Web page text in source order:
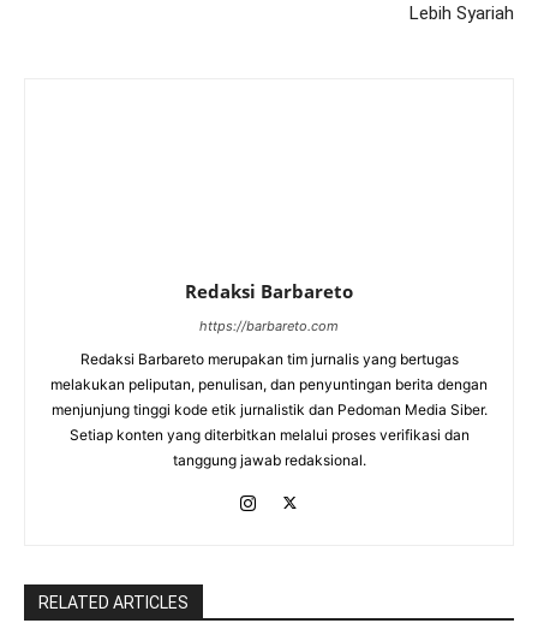
Lebih Syariah
Redaksi Barbareto
https://barbareto.com
Redaksi Barbareto merupakan tim jurnalis yang bertugas
melakukan peliputan, penulisan, dan penyuntingan berita dengan
menjunjung tinggi kode etik jurnalistik dan Pedoman Media Siber.
Setiap konten yang diterbitkan melalui proses verifikasi dan
tanggung jawab redaksional.
RELATED ARTICLES